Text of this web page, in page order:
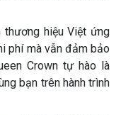
thương hiệu Việt ứng
phí mà vẫn đảm bảo
Crown tự hào là
bạn trên hành trình